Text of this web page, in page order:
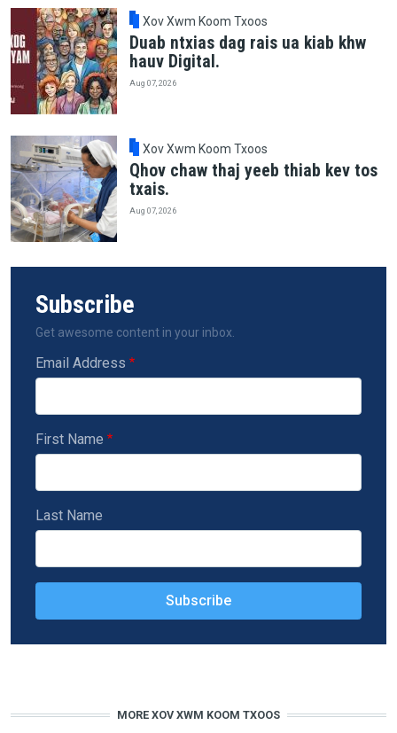
Xov Xwm Koom Txoos
Duab ntxias dag rais ua kiab khw
hauv Digital.
Aug 07, 2026
Xov Xwm Koom Txoos
Qhov chaw thaj yeeb thiab kev tos
txais.
Aug 07, 2026
Subscribe
Get awesome content in your inbox.
Email Address
First Name
Last Name
MORE XOV XWM KOOM TXOOS